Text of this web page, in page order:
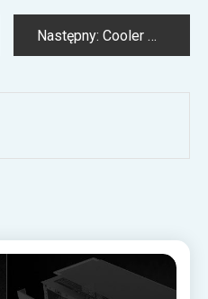
Następny: Cooler Master: Atlas ARGB — stylowy wspornik do karty graficznej